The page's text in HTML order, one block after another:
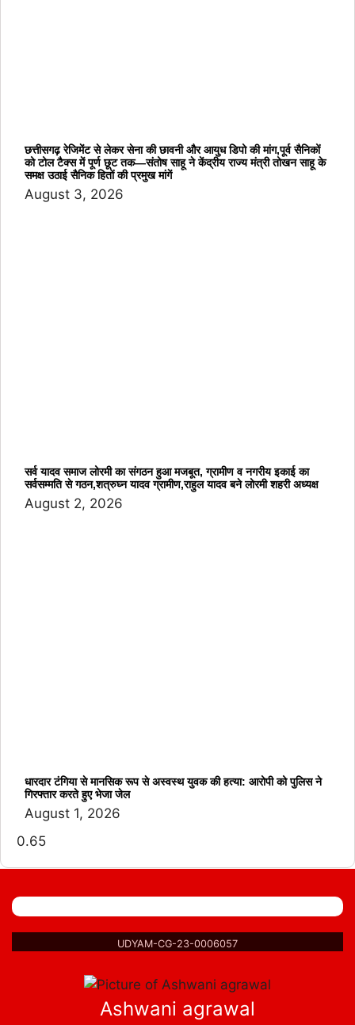
छत्तीसगढ़ रेजिमेंट से लेकर सेना की छावनी और आयुध डिपो की मांग,पूर्व सैनिकों
को टोल टैक्स में पूर्ण छूट तक—संतोष साहू ने केंद्रीय राज्य मंत्री तोखन साहू के
समक्ष उठाई सैनिक हितों की प्रमुख मांगें
August 3, 2026
सर्व यादव समाज लोरमी का संगठन हुआ मजबूत, ग्रामीण व नगरीय इकाई का
सर्वसम्मति से गठन,शत्रुघ्न यादव ग्रामीण,राहुल यादव बने लोरमी शहरी अध्यक्ष
August 2, 2026
धारदार टंगिया से मानसिक रूप से अस्वस्थ युवक की हत्या: आरोपी को पुलिस ने
गिरफ्तार करते हुए भेजा जेल
August 1, 2026
UDYAM-CG-23-0006057
Ashwani agrawal